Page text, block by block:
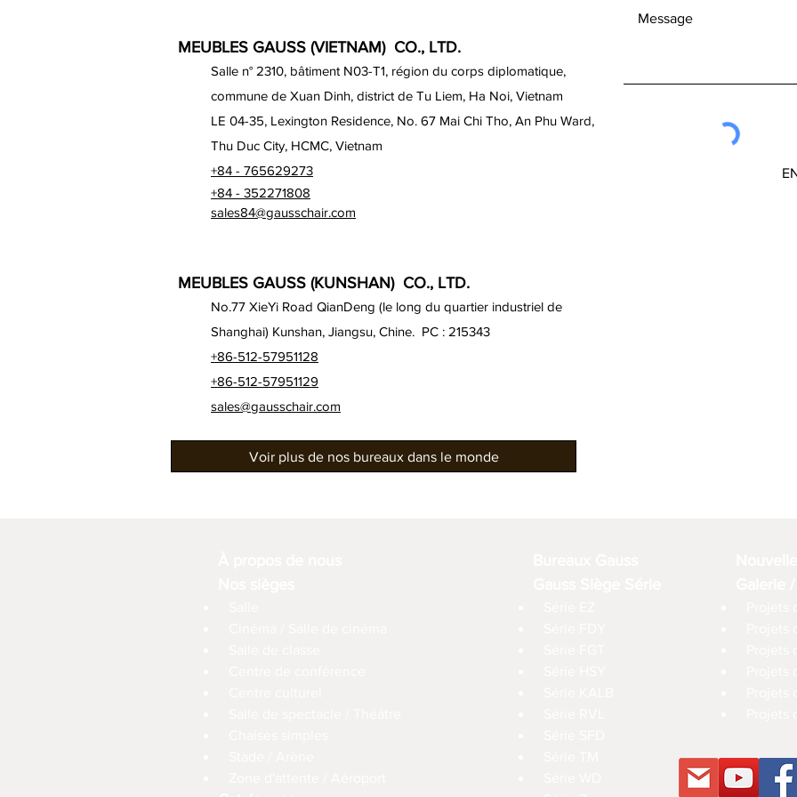
MEUBLES GAUSS (VIETNAM) CO., LTD.
Salle n° 2310, bâtiment N03-T1, région du corps diplomatique,
commune de Xuan Dinh, district de Tu Liem, Ha Noi, Vietnam
LE 04-35, Lexington Residence, No. 67 Mai Chi Tho, An Phu Ward,
Thu Duc City, HCMC, Vietnam
+84 - 765629273
+84 - 352271808
sales84@gausschair.com
MEUBLES GAUSS (KUNSHAN) CO., LTD.
No.77 XieYi Road QianDeng (le long du quartier industriel de
Shanghai) Kunshan, Jiangsu, Chine. PC : 215343
+86-512-57951128
+86-512-57951129
sales@gausschair.com
Voir plus de nos bureaux dans le monde